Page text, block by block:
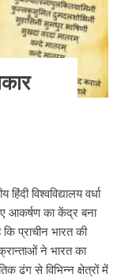
हिंदी विश्वविद्यालय वर्धा
आकर्षण का केंद्र बना
प्राचीन भारत की
ने भारत का
ढंग से विभिन्न क्षेत्रों में